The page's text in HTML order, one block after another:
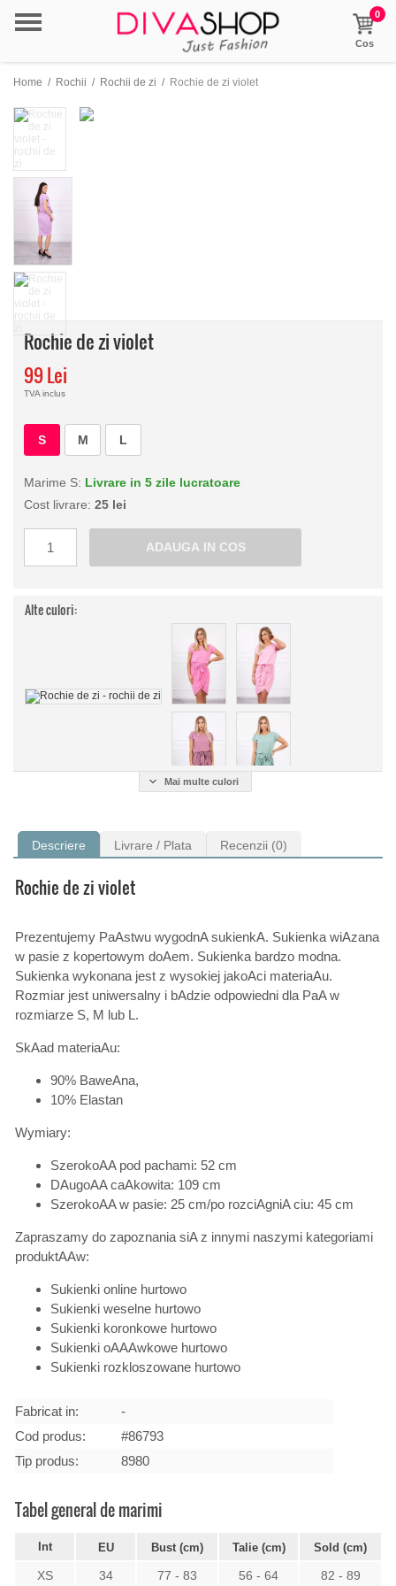
0
Cos
Home / Rochii / Rochii de zi / Rochie de zi violet
Rochie de zi violet
99 Lei
TVA inclus
S M L
Marime S: Livrare in 5 zile lucratoare
Cost livrare: 25 lei
Alte culori:
Mai multe culori
Descriere Livrare / Plata Recenzii (0)
Rochie de zi violet
Prezentujemy PaAstwu wygodnA sukienkA. Sukienka wiAzana
w pasie z kopertowym doAem. Sukienka bardzo modna.
Sukienka wykonana jest z wysokiej jakoAci materiaAu.
Rozmiar jest uniwersalny i bAdzie odpowiedni dla PaA w
rozmiarze S, M lub L.
SkAad materiaAu:
90% BaweAna,
10% Elastan
Wymiary:
SzerokoAA pod pachami: 52 cm
DAugoAA caAkowita: 109 cm
SzerokoAA w pasie: 25 cm/po rozciAgniA ciu: 45 cm
Zapraszamy do zapoznania siA z innymi naszymi kategoriami
produktAAw:
Sukienki online hurtowo
Sukienki weselne hurtowo
Sukienki koronkowe hurtowo
Sukienki oAAAwkowe hurtowo
Sukienki rozkloszowane hurtowo
Fabricat in:
-
Cod produs:
#86793
Tip produs:
8980
Tabel general de marimi
Int EU Bust (cm) Talie (cm) Sold (cm)
XS 34 77 - 83 56 - 64 82 - 89